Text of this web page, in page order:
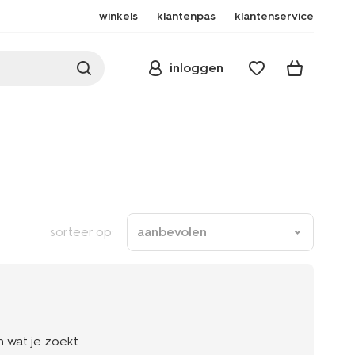
winkels klantenpas klantenservice
inloggen
sorteer op: aanbevolen
wat je zoekt.